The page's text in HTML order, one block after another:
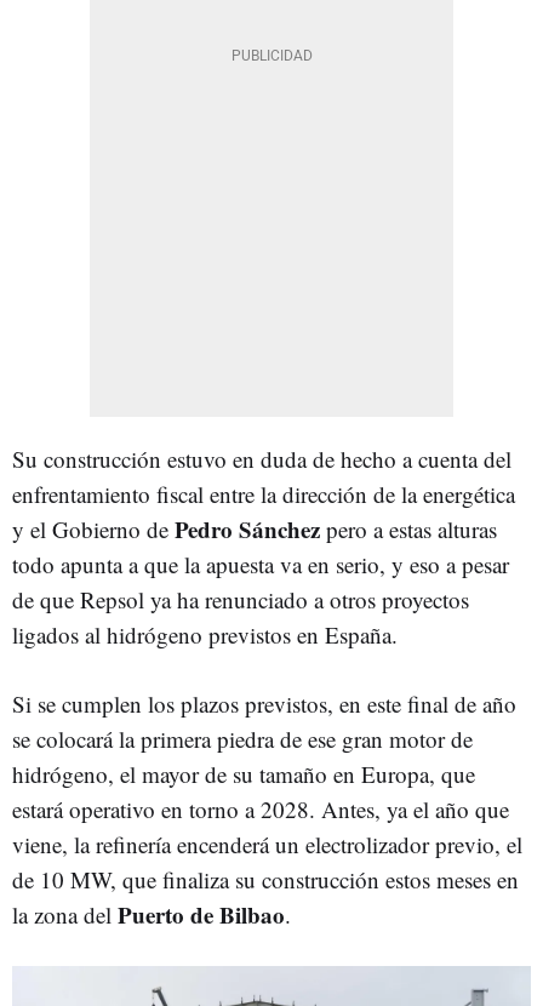
Su construcción estuvo en duda de hecho a cuenta del
enfrentamiento fiscal entre la dirección de la energética
y el Gobierno de Pedro Sánchez pero a estas alturas
todo apunta a que la apuesta va en serio, y eso a pesar
de que Repsol ya ha renunciado a otros proyectos
ligados al hidrógeno previstos en España.
Si se cumplen los plazos previstos, en este final de año
se colocará la primera piedra de ese gran motor de
hidrógeno, el mayor de su tamaño en Europa, que
estará operativo en torno a 2028. Antes, ya el año que
viene, la refinería encenderá un electrolizador previo, el
de 10 MW, que finaliza su construcción estos meses en
la zona del Puerto de Bilbao.